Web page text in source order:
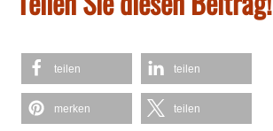
teilen teilen
merken teilen